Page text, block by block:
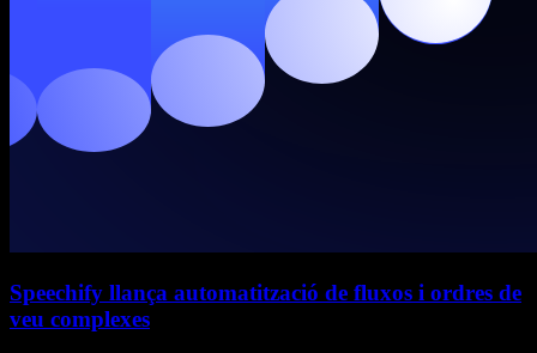
Speechify llança automatització de fluxos i ordres de
veu complexes